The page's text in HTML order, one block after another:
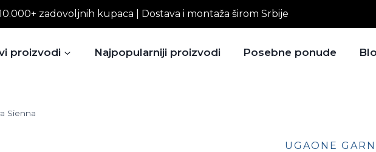
zadovoljnih kupaca | Dostava i montaža širom Srbije
proizvodi Najpopularniji proizvodi Posebne ponude
Sienna
UGAONE